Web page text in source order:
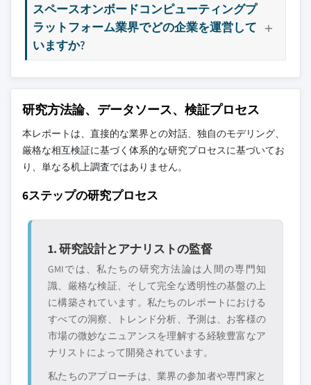
スペースオンボードコンピューティングプ
ラットフォーム業界でどの企業を運営して
いますか?
研究方法論、データソース、検証プロセス
本レポートは、直接的な業界との対話、独自のモデリング、
厳格な相互検証に基づく体系的な研究プロセスに基づいてお
り、単なる机上調査ではありません。
6ステップの研究プロセス
1. 研究設計とアナリストの監督
GMIでは、私たちの研究方法論は人間の専門知
識、厳格な検証、そして完全な透明性の基盤の上
に構築されています。私たちのレポートにおける
すべての洞察、トレンド分析、予測は、お客様の
市場の微妙なニュアンスを理解する経験豊富なア
ナリストによって開発されています。
私たちのアプローチは、業界の参加者や専門家と